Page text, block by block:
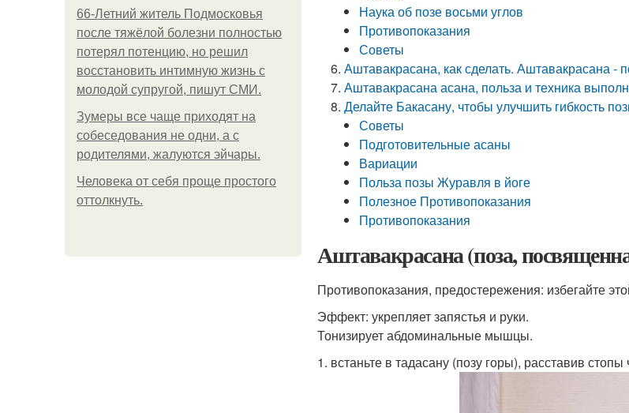
66-Летний житель Подмосковья
после тяжёлой болезни полностью
потерял потенцию, но решил
восстановить интимную жизнь с
молодой супругой, пишут СМИ.
Зумеры все чаще приходят на
собеседования не одни, а с
родителями, жалуются эйчары.
Человека от себя проще простого
оттолкнуть.
Наука об позе восьми углов
Противопоказания
Советы
Аштавакрасана, как сделать. Аштавакрасана -
Аштавакрасана асана, польза и техника
Делайте Бакасану, чтобы улучшить гибкость
Советы
Подготовительные асаны
Вариации
Польза позы Журавля в йоге
Полезное Противопоказания
Противопоказания
Аштавакрасана (поза,
Противопоказания, предостережения: избегайте
Эффект: укрепляет запястья и руки.
Тонизирует абдоминальные мышцы.
1. встаньте в тадасану (позу горы), расставив стопы